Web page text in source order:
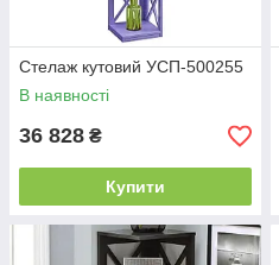
Стелаж кутовий УСП-500255
В наявності
36 828 ₴
Купити